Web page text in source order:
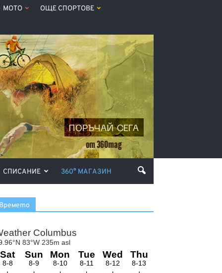
МОТО ОЩЕ СПОРТОВЕ
СПИСАНИЕ 360° МАГАЗИН